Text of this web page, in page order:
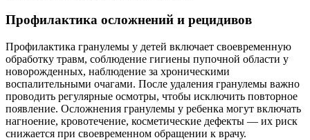
Профилактика осложнений и рецидивов
Профилактика гранулемы у детей включает своевременную
обработку травм, соблюдение гигиены пупочной области у
новорожденных, наблюдение за хроническими
воспалительными очагами. После удаления гранулемы важно
проводить регулярные осмотры, чтобы исключить повторное
появление. Осложнения гранулемы у ребенка могут включать
нагноение, кровотечение, косметические дефекты — их риск
снижается при своевременном обращении к врачу.